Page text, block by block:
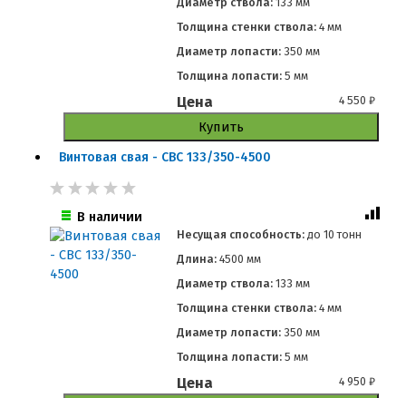
Толщина стенки ствола:4 мм
Диаметр лопасти:350 мм
Толщина лопасти:5 мм
Цена 4 550₽
Купить
Винтовая свая - СВС 133/350-4500
В наличии
Несущая способность: до 10 тонн
Длина:4500 мм
Диаметр ствола:133 мм
Толщина стенки ствола:4 мм
Диаметр лопасти:350 мм
Толщина лопасти:5 мм
Цена 4 950₽